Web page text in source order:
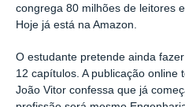
congrega 80 milhões de leitores
Hoje já está na Amazon.
O estudante pretende ainda
12 capítulos. A publicação online
João Vitor confessa que já